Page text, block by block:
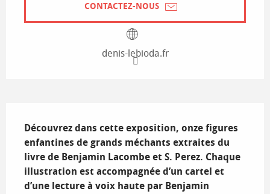
CONTACTEZ-NOUS
denis-lebioda.fr
Découvrez dans cette exposition, onze figures
enfantines de grands méchants extraites du
livre de Benjamin Lacombe et S. Perez. Chaque
illustration est accompagnée d’un cartel et
d’une lecture à voix haute par Benjamin